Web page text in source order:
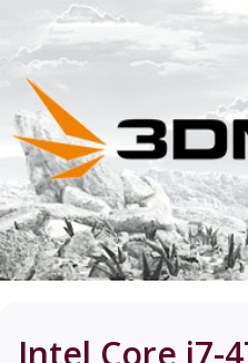
Intel Core i7-